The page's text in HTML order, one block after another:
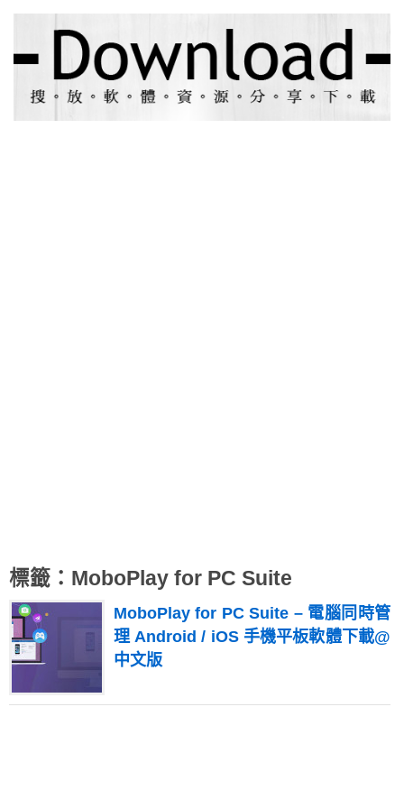
標籤：MoboPlay for PC Suite
MoboPlay for PC Suite – 電腦同時管
理 Android / iOS 手機平板軟體下載@
中文版